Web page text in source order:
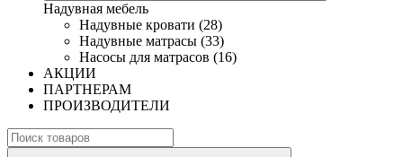
Надувная мебель
Надувные кровати (28)
Надувные матрасы (33)
Насосы для матрасов (16)
АКЦИИ
ПАРТНЕРАМ
ПРОИЗВОДИТЕЛИ